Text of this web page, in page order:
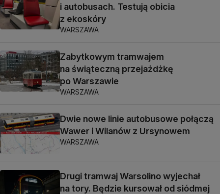
i autobusach. Testują obicia
z ekoskóry
WARSZAWA
Zabytkowym tramwajem
na świąteczną przejażdżkę
po Warszawie
WARSZAWA
Dwie nowe linie autobusowe połączą
Wawer i Wilanów z Ursynowem
WARSZAWA
Drugi tramwaj Warsolino wyjechał
na tory. Będzie kursował od siódmej